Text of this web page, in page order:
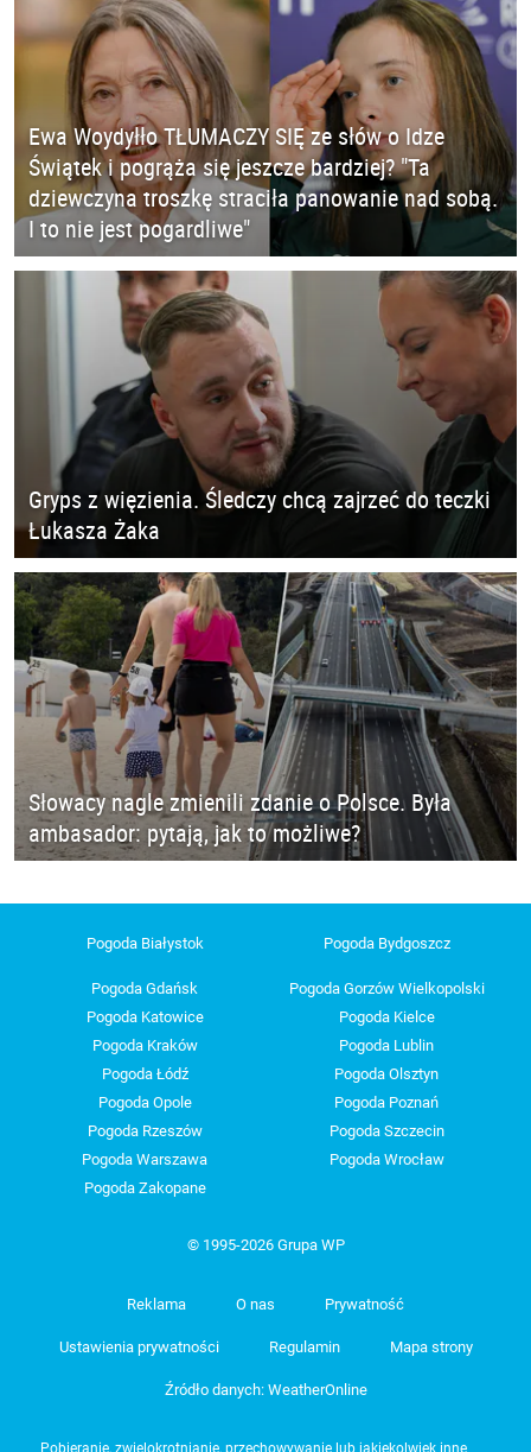
Ewa Woydyłło TŁUMACZY SIĘ ze słów o Idze
Świątek i pogrąża się jeszcze bardziej? "Ta
dziewczyna troszkę straciła panowanie nad sobą.
I to nie jest pogardliwe"
Gryps z więzienia. Śledczy chcą zajrzeć do teczki
Łukasza Żaka
Słowacy nagle zmienili zdanie o Polsce. Była
ambasador: pytają, jak to możliwe?
Pogoda Białystok Pogoda Bydgoszcz
Pogoda Gdańsk
Pogoda Gorzów Wielkopolski
Pogoda Katowice
Pogoda Kielce
Pogoda Kraków
Pogoda Lublin
Pogoda Łódź
Pogoda Olsztyn
Pogoda Opole
Pogoda Poznań
Pogoda Rzeszów
Pogoda Szczecin
Pogoda Warszawa
Pogoda Wrocław
Pogoda Zakopane
© 1995-2026 Grupa WP
Reklama O nas Prywatność
Ustawienia prywatności Regulamin Mapa strony
Źródło danych: WeatherOnline
Pobieranie, zwielokrotnianie, przechowywanie lub jakiekolwiek inne